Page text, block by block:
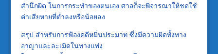
สำนึกผิด ในการกระทำของตนเอง ศาลก็จะพิจารณาให้ชดใช้
ค่าเสียหายที่ต่ำลงหรือน้อยลง
สรุป สำหรับการฟ้องคดีหมิ่นประมาท ซึ่งมีความผิดทั้งทาง
อาญาและละเมิดในทางแพ่ง